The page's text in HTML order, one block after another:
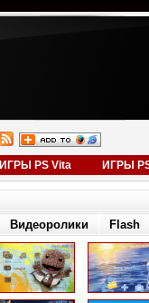
ИГРЫ PS Vita ИГРЫ
Видеоролики Flash